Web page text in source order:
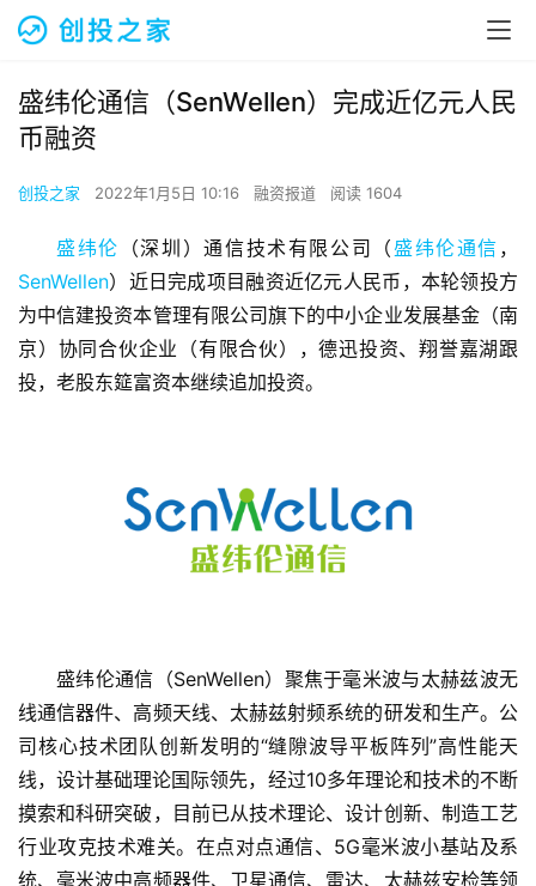
首
页
盛纬伦通信（SenWellen）完成近亿元人民
币融资
创投之家 2022年1月5日 10:16 融资报道 阅读 1604
盛纬伦 （深圳）通信技术有限公司（盛纬伦通信 ，
SenWellen）近日完成项目融资近亿元人民币，本轮领投方
为中信建投资本管理有限公司旗下的中小企业发展基金（南
京）协同合伙企业（有限合伙），德迅投资、翔誉嘉湖跟
投，老股东筵富资本继续追加投资。
盛纬伦通信（SenWellen）聚焦于毫米波与太赫兹波无
线通信器件、高频天线、太赫兹射频系统的研发和生产。公
司核心技术团队创新发明的“缝隙波导平板阵列”高性能天
线，设计基础理论国际领先，经过10多年理论和技术的不断
摸索和科研突破，目前已从技术理论、设计创新、制造工艺
行业攻克技术难关。在点对点通信、5G毫米波小基站及系
统、毫米波中高频器件、卫星通信、雷达、太赫兹安检等领